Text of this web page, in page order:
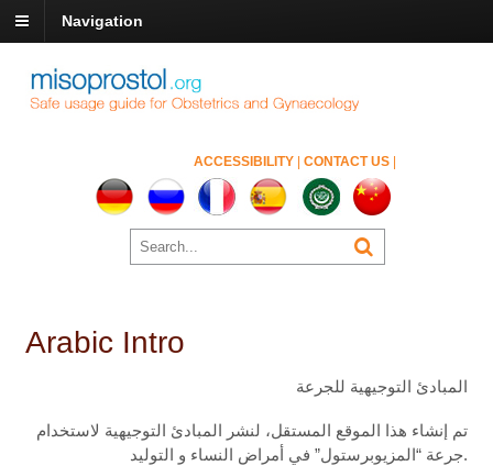
Navigation
ACCESSIBILITY CONTACT US
Arabic Intro
المبادئ التوجيهية للجرعة
تم إنشاء هذا الموقع المستقل، لنشر المبادئ التوجيهية لاستخدام
جرعة “المزيوبرستول” في أمراض النساء و التوليد.